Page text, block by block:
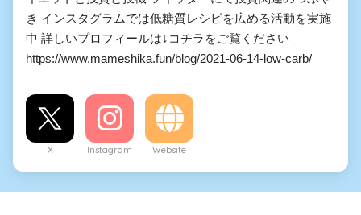
き インスタグラムでは低糖質レシピを広める活動を実施
中 詳しいプロフィールは↓コチラをご覧ください
https://www.mameshika.fun/blog/2021-06-14-low-carb/
X Instagram Website